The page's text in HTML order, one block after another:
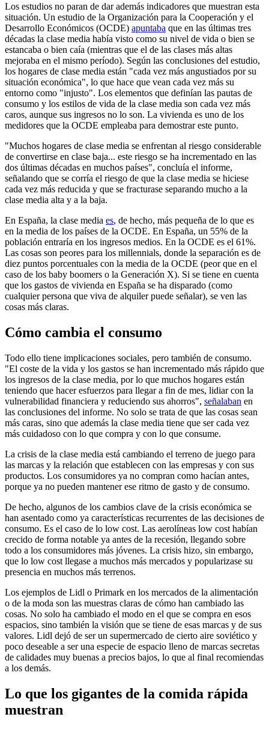
Los estudios no paran de dar además indicadores que muestran esta
situación. Un estudio de la Organización para la Cooperación y el
Desarrollo Económicos (OCDE) apuntaba que en las últimas tres
décadas la clase media había visto como su nivel de vida o bien se
estancaba o bien caía (mientras que el de las clases más altas
mejoraba en el mismo período). Según las conclusiones del estudio,
los hogares de clase media están "cada vez más angustiados por su
situación económica", lo que hace que vean cada vez más su
entorno como "injusto". Los elementos que definían las pautas de
consumo y los estilos de vida de la clase media son cada vez más
caros, aunque sus ingresos no lo son. La vivienda es uno de los
medidores que la OCDE empleaba para demostrar este punto.
"Muchos hogares de clase media se enfrentan al riesgo considerable
de convertirse en clase baja... este riesgo se ha incrementado en las
dos últimas décadas en muchos países", concluía el informe,
señalando que se corría el riesgo de que la clase media se hiciese
cada vez más reducida y que se fracturase separando mucho a la
clase media alta y a la baja.
En España, la clase media es, de hecho, más pequeña de lo que es
en la media de los países de la OCDE. En España, un 55% de la
población entraría en los ingresos medios. En la OCDE es el 61%.
Las cosas son peores para los millennials, donde la separación es de
diez puntos porcentuales con la media de la OCDE (peor que en el
caso de los baby boomers o la Generación X). Si se tiene en cuenta
que los gastos de vivienda en España se ha disparado (como
cualquier persona que viva de alquiler puede señalar), se ven las
cosas más claras.
Cómo cambia el consumo
Todo ello tiene implicaciones sociales, pero también de consumo.
"El coste de la vida y los gastos se han incrementado más rápido que
los ingresos de la clase media, por lo que muchos hogares están
teniendo que hacer esfuerzos para llegar a fin de mes, lidiar con la
vulnerabilidad financiera y reduciendo sus ahorros", señalaban en
las conclusiones del informe. No solo se trata de que las cosas sean
más caras, sino que además la clase media tiene que ser cada vez
más cuidadoso con lo que compra y con lo que consume.
La crisis de la clase media está cambiando el terreno de juego para
las marcas y la relación que establecen con las empresas y con sus
productos. Los consumidores ya no compran como hacían antes,
porque ya no pueden mantener ese ritmo de gasto y de consumo.
De hecho, algunos de los cambios clave de la crisis económica se
han asentado como ya características recurrentes de las decisiones de
consumo. Es el caso de lo low cost. Las aerolíneas low cost habían
crecido de forma notable ya antes de la recesión, llegando sobre
todo a los consumidores más jóvenes. La crisis hizo, sin embargo,
que lo low cost llegase a muchos más mercados y popularizase su
presencia en muchos más terrenos.
Los ejemplos de Lidl o Primark en los mercados de la alimentación
o de la moda son las muestras claras de cómo han cambiado las
cosas. No solo ha cambiado el modo en el que se compra en esos
espacios, sino también la visión que se tiene de esas marcas y de sus
valores. Lidl dejó de ser un supermercado de cierto aire soviético y
poco deseable a ser una especie de espacio lleno de marcas secretas
de calidades muy buenas a precios bajos, lo que al final recomiendas
a los demás.
Lo que los gigantes de la comida rápida
muestran